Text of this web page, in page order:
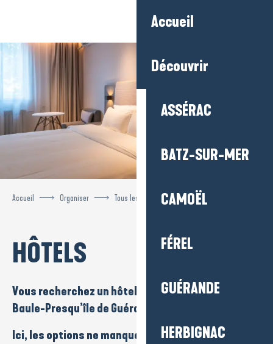
principal
Accueil
Découvrir
ASSÉRAC
BATZ-SUR-MER
CAMOËL
FÉREL
GUÉRANDE
HERBIGNAC
Accueil Organiser Tous les hébergements
HÔTELS
Vous recherchez un hôtel sur la destination
Baule-Presqu’île de Guérande
Ici, les options ne manquent pas : hôtels en